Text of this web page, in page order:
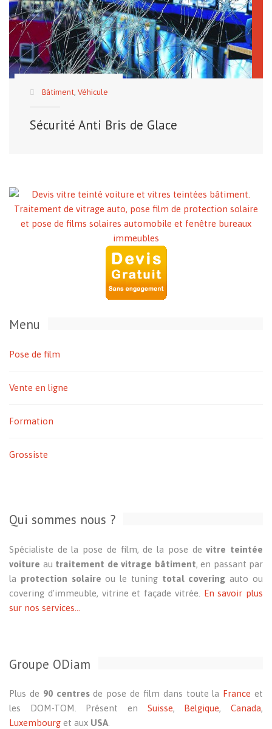
Bâtiment ,Véhicule
Sécurité Anti Bris de Glace
Menu
Pose de film
Vente en ligne
Formation
Grossiste
Qui sommes nous ?
Spécialiste de la pose de film, de la pose devitre teintée
voiture au traitement de vitrage bâtiment, en passant par
la protection solaire ou le tuning total covering auto ou
covering d'immeuble, vitrine et façade vitrée. En savoir plus
sur nos services...
Groupe ODiam
Plus de 90 centresde pose de film dans toute la France et
les DOM-TOM. Présent en Suisse, Belgique,Canada,
Luxembourg et aux USA